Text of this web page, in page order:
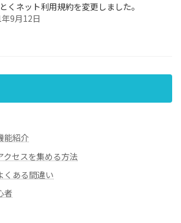
くネット利用規約を変更しました。
9月12日
能紹介
クセスを集める方法
くある間違い
者